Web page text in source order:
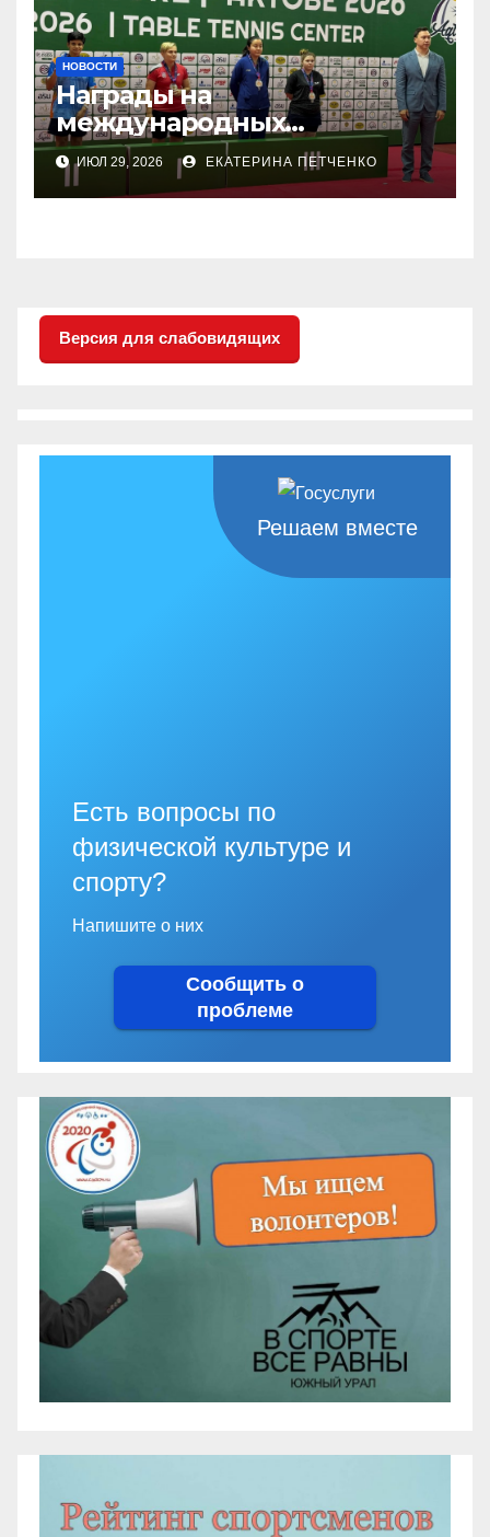
НОВОСТИ
Награды на
международных
соревнованиях
настольного тенниса ПОДА
ИЮЛ 29, 2026 ЕКАТЕРИНА ПЕТЧЕНКО
Версия для слабовидящих
Решаем вместе
Есть вопросы по
физической культуре и
спорту?
Напишите о них
Сообщить о
проблеме